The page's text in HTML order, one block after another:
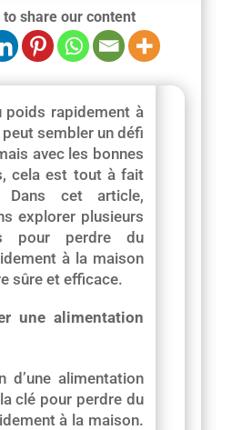
to share our content
poids rapidement à
sembler un défi
avec les bonnes
cela est tout à fait
Dans cet article,
explorer plusieurs
pour perdre du
à la maison
sûre et efficace.
une alimentation
d’une alimentation
clé pour perdre du
à la maison.